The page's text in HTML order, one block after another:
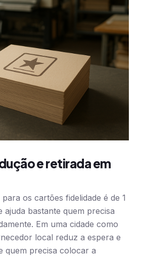
e retirada em
os cartões fidelidade é de 1
ajuda bastante quem precisa
Em uma cidade como
local reduz a espera e
quem precisa colocar a